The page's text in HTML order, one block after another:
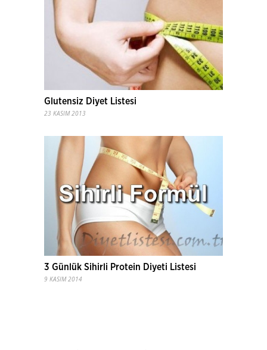
Glutensiz Diyet Listesi
23 KASIM 2013
3 Günlük Sihirli Protein Diyeti Listesi
9 KASIM 2014